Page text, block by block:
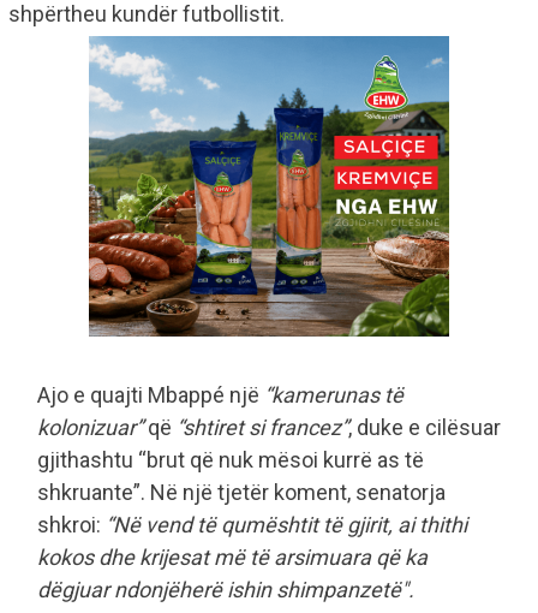
shpërtheu kundër futbollistit.
Ajo e quajti Mbappé një “kamerunas të
kolonizuar”që “shtiret si francez”, duke e cilësuar
gjithashtu “brut që nuk mësoi kurrë as të
shkruante”. Në një tjetër koment, senatorja
shkroi: “Në vend të qumështit të gjirit, ai thithi
kokos dhe krijesat më të arsimuara që ka
dëgjuar ndonjëherë ishin shimpanzetë".